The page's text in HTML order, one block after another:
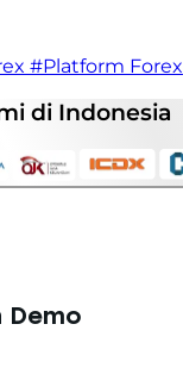
#Platform Forex
di Indonesia